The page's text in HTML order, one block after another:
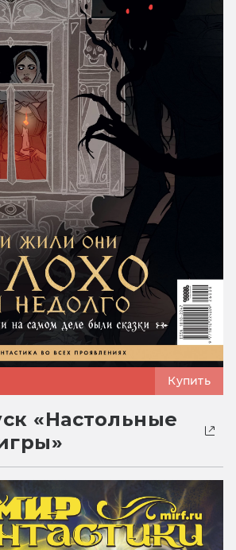
Купить
«Настольные